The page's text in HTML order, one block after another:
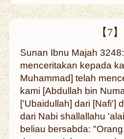
【7】
Sunan Ibnu Majah
menceritakan kepada
Muhammad] telah
kami [Abdullah bin
['Ubaidullah] dari [Nafi']
dari Nabi shallallahu
beliau bersabda: